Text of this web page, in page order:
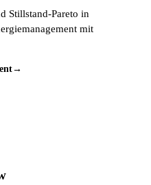
Stillstand-Pareto in
mit
→